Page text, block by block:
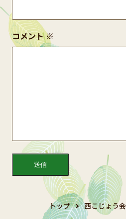
コメント※
トップ 西こじょう会